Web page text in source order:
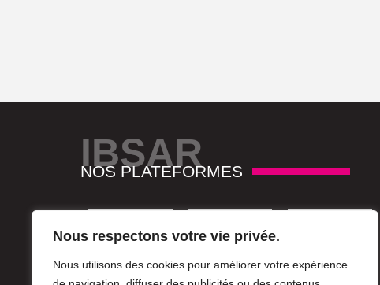
Nous respectons votre vie privée.
Nous utilisons des cookies pour améliorer votre expérience
IBSAR
NOS PLATEFORMES